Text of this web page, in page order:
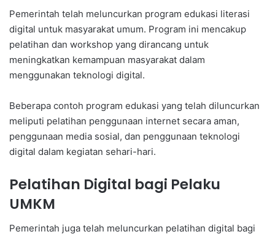
Pemerintah telah meluncurkan program edukasi literasi
digital untuk masyarakat umum. Program ini mencakup
pelatihan dan workshop yang dirancang untuk
meningkatkan kemampuan masyarakat dalam
menggunakan teknologi digital.
Beberapa contoh program edukasi yang telah diluncurkan
meliputi pelatihan penggunaan internet secara aman,
penggunaan media sosial, dan penggunaan teknologi
digital dalam kegiatan sehari-hari.
Pelatihan Digital bagi Pelaku
UMKM
Pemerintah juga telah meluncurkan pelatihan digital bagi